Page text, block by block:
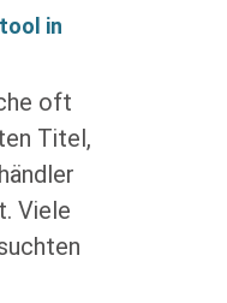
in
oft
Titel,
Viele